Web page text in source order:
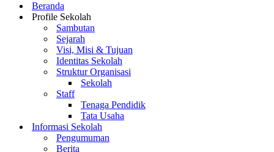
Beranda
Profile Sekolah
Sambutan
Sejarah
Visi, Misi & Tujuan
Identitas Sekolah
Struktur Organisasi
Sekolah
Staff
Tenaga Pendidik
Tata Usaha
Informasi Sekolah
Pengumuman
Berita